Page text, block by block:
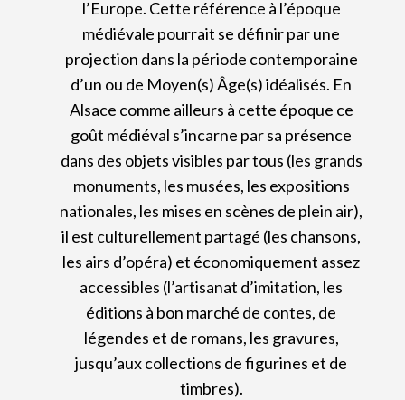
l’Europe. Cette référence à l’époque
médiévale pourrait se définir par une
projection dans la période contemporaine
d’un ou de Moyen(s) Âge(s) idéalisés. En
Alsace comme ailleurs à cette époque ce
goût médiéval s’incarne par sa présence
dans des objets visibles par tous (les grands
monuments, les musées, les expositions
nationales, les mises en scènes de plein air),
il est culturellement partagé (les chansons,
les airs d’opéra) et économiquement assez
accessibles (l’artisanat d’imitation, les
éditions à bon marché de contes, de
légendes et de romans, les gravures,
jusqu’aux collections de figurines et de
timbres).